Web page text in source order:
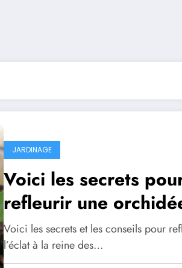
JARDINAGE
Voici les secrets
refleurir une
Voici les secrets et les conseils pour
l’éclat à la reine des…